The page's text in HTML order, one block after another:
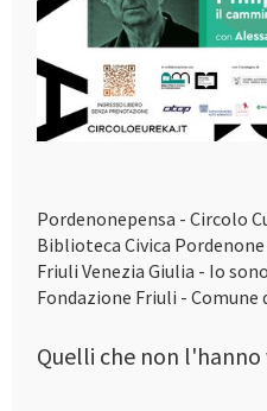
Pordenonepensa - Circolo
Biblioteca Civica
Friuli Venezia Giulia - Io
Fondazione Friuli - Comune
Quelli che non